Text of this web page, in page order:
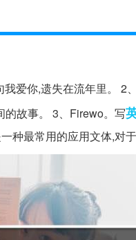
爱你,遗失在流年里。 2
的故事。 3、Firewo。写
种最常用的应用文体,对